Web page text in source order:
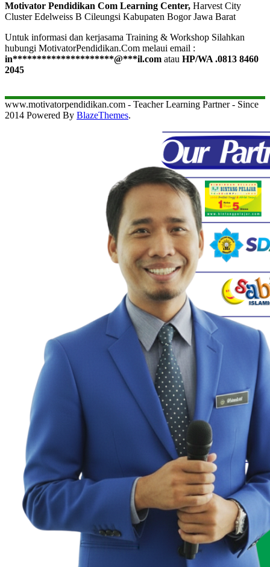
Motivator Pendidikan Com Learning Center, Harvest City
Cluster Edelweiss B Cileungsi Kabupaten Bogor Jawa Barat
Untuk informasi dan kerjasama Training & Workshop Silahkan
hubungi MotivatorPendidikan.Com melaui email :
in*********************@***il.com atau HP/WA .0813 8460
2045
www.motivatorpendidikan.com - Teacher Learning Partner - Since
2014 Powered By BlazeThemes.